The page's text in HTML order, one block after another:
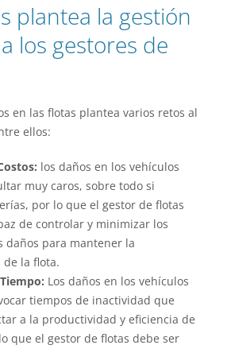
plantea la gestión
los gestores de
en las flotas plantea varios retos al
ellos:
los daños en los vehículos
muy caros, sobre todo si
por lo que el gestor de flotas
de controlar y minimizar los
daños para mantener la
la flota.
Los daños en los vehículos
tiempos de inactividad que
a la productividad y eficiencia de
que el gestor de flotas debe ser